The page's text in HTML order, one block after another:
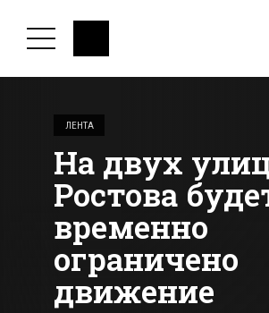
ЛЕНТА
На двух
Ростова
временно
ограничено
движение